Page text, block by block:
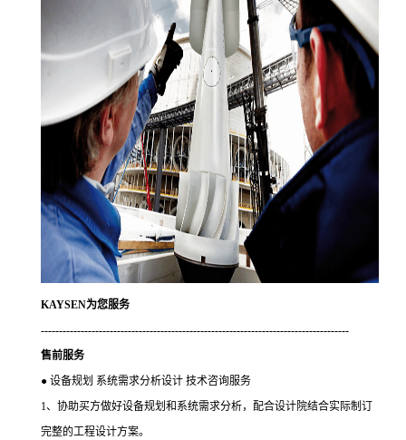
KAYSEN为您服务
-------------------------------------------------------------------------------------
售前服务
● 设备规划 系统需求分析设计 技术咨询服务
1、协助买方做好设备规划和系统需求分析，配合设计院结合实际制订
完整的工程设计方案。